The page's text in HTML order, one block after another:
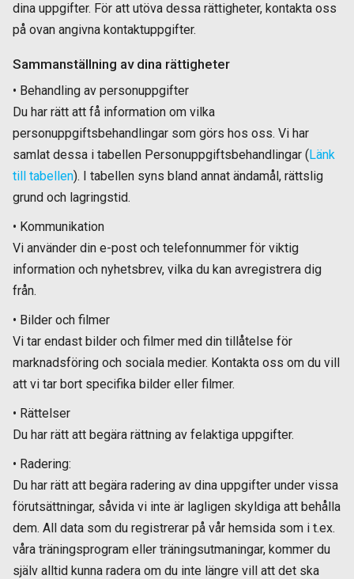
dina uppgifter. För att utöva dessa rättigheter, kontakta oss
på ovan angivna kontaktuppgifter.
Sammanställning av dina rättigheter
• Behandling av personuppgifter
Du har rätt att få information om vilka
personuppgiftsbehandlingar som görs hos oss. Vi har
samlat dessa i tabellen Personuppgiftsbehandlingar (Länk
till tabellen). I tabellen syns bland annat ändamål, rättslig
grund och lagringstid.
• Kommunikation
Vi använder din e-post och telefonnummer för viktig
information och nyhetsbrev, vilka du kan avregistrera dig
från.
• Bilder och filmer
Vi tar endast bilder och filmer med din tillåtelse för
marknadsföring och sociala medier. Kontakta oss om du vill
att vi tar bort specifika bilder eller filmer.
• Rättelser
Du har rätt att begära rättning av felaktiga uppgifter.
• Radering:
Du har rätt att begära radering av dina uppgifter under vissa
förutsättningar, såvida vi inte är lagligen skyldiga att behålla
dem. All data som du registrerar på vår hemsida som i t.ex.
våra träningsprogram eller träningsutmaningar, kommer du
själv alltid kunna radera om du inte längre vill att det ska